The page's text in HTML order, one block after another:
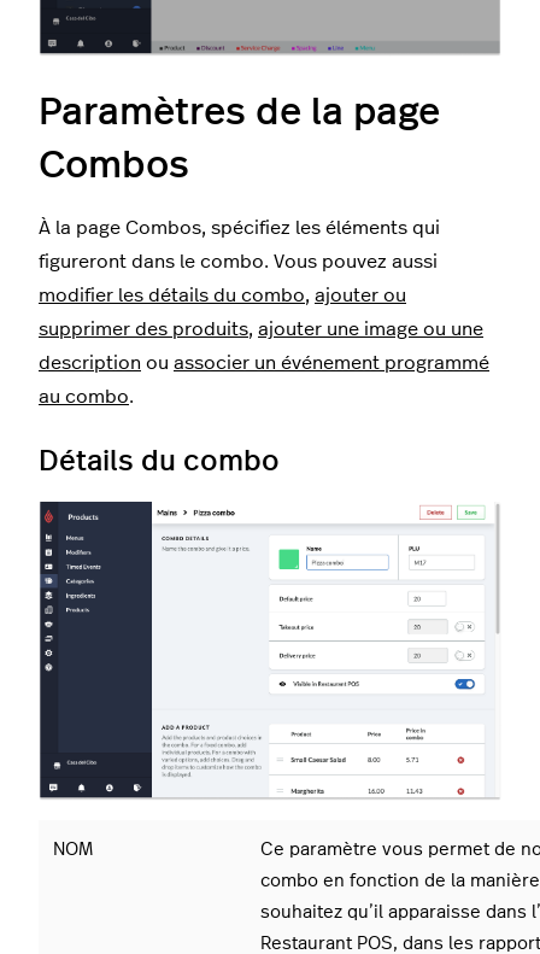
Paramètres de la page
Combos
À la page Combos, spécifiez les éléments qui
figureront dans le combo. Vous pouvez aussi
modifier les détails du combo, ajouter ou
supprimer des produits, ajouter une image ou une
description ou associer un événement programmé
au combo.
Détails du combo
NOM
Ce paramètre vous permet de
combo en fonction de la
souhaitez qu’il apparaisse dans
Restaurant POS, dans les